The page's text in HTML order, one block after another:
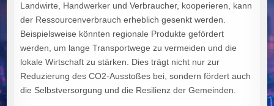
Landwirte, Handwerker und Verbraucher, kooperieren, kann
der Ressourcenverbrauch erheblich gesenkt werden.
Beispielsweise könnten regionale Produkte gefördert
werden, um lange Transportwege zu vermeiden und die
lokale Wirtschaft zu stärken. Dies trägt nicht nur zur
Reduzierung des CO2-Ausstoßes bei, sondern fördert auch
die Selbstversorgung und die Resilienz der Gemeinden.